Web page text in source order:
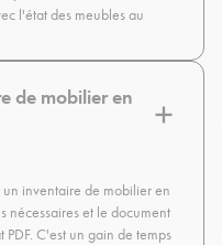
l'état des meubles au
de mobilier en
inventaire de mobilier en
nécessaires et le document
C'est un gain de temps